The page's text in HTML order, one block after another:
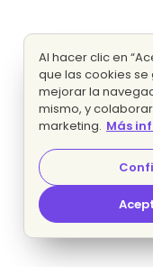
Al hacer clic en
que las cookies
mejorar la
mismo, y
marketing. Más